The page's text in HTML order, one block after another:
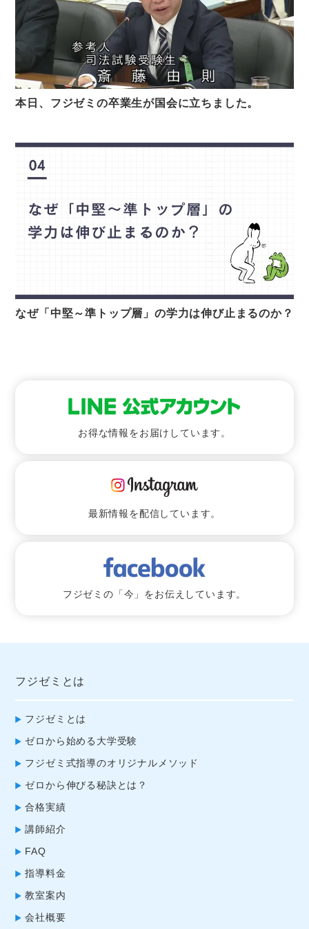
本日、フジゼミの卒業生が国会に立ちました。
なぜ「中堅～準トップ層」の学力は伸び止まるのか？
お得な情報をお届けしています。
最新情報を配信しています。
フジゼミの「今」をお伝えしています。
フジゼミとは
フジゼミとは
ゼロから始める大学受験
フジゼミ式指導のオリジナルメソッド
ゼロから伸びる秘訣とは？
合格実績
講師紹介
FAQ
指導料金
教室案内
会社概要